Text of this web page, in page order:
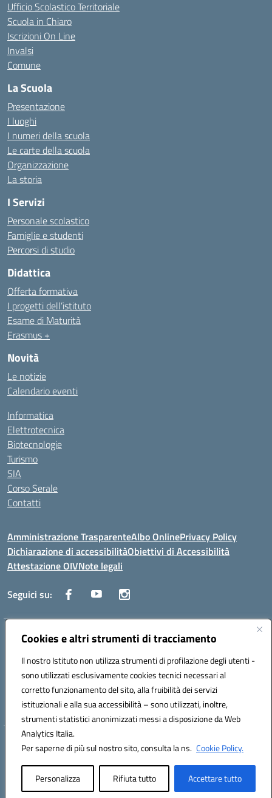
Cookies e altri strumenti di tracciamento
Il nostro Istituto non utilizza strumenti di profilazione degli utenti -
sono utilizzati esclusivamente cookies tecnici necessari al
corretto funzionamento del sito, alla fruibilità dei servizi
istituzionali e alla sua accessibilità – sono utilizzati, inoltre,
strumenti statistici anonimizzati messi a disposizione da Web
Analytics Italia.
Per saperne di più sul nostro sito, consulta la ns. Cookie Policy.
Personalizza Rifiuta tutto Accettare tutto
Ufficio Scolastico Territoriale
Scuola in Chiaro
Iscrizioni On Line
Invalsi
Comune
La Scuola
Presentazione
I luoghi
I numeri della scuola
Le carte della scuola
Organizzazione
La storia
I Servizi
Personale scolastico
Famiglie e studenti
Percorsi di studio
Didattica
Offerta formativa
I progetti dell’istituto
Esame di Maturità
Erasmus +
Novità
Le notizie
Calendario eventi
Informatica
Elettrotecnica
Biotecnologie
Turismo
SIA
Corso Serale
Contatti
Amministrazione TrasparenteAlbo OnlinePrivacy Policy
Dichiarazione di accessibilitàObiettivi di Accessibilità
Attestazione OIVNote legali
Seguici su:
Indirizzo:Via Cesare Beccaria 70043 MONOPOLI (BA)
Posta elettronica certificata (PEC):batf26000r@pec.istruzione.it
Codice fiscale: 93491310723
Codice meccanografico:BATF26000R
Hosting & Powered by 3D Solution S.r.l.
Concept & Design by Designers Italia